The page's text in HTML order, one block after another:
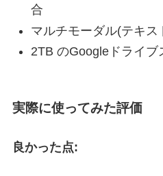
合
マルチモーダル(テキ
2TB のGoogleドライブ
実際に使ってみた評価
良かった点: